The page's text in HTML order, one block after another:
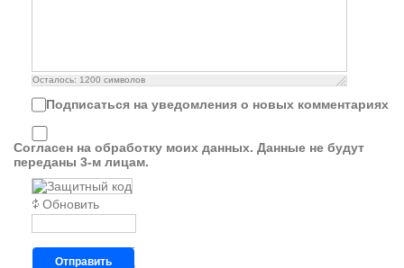
Осталось: 1200 символов
Подписаться на уведомления о новых комментариях
Согласен на обработку моих данных. Данные не будут
переданы 3-м лицам.
Обновить
Отправить